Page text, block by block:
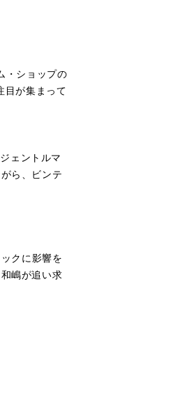
・ショップの
目が集まって
ェントルマ
ら、ビンテ
クに影響を
嶋が追い求